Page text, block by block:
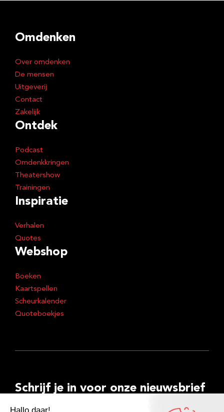
Omdenken
Over omdenken
De mensen
Uitgeverij
Contact
Zakelijk
Ontdek
Podcast
Omdenkkringen
Theatershow
Trainingen
Inspiratie
Verhalen
Quotes
Webshop
Boeken
Kaartspellen
Scheurkalender
Quoteboekjes
Schrijf je in voor onze nieuwsbrief